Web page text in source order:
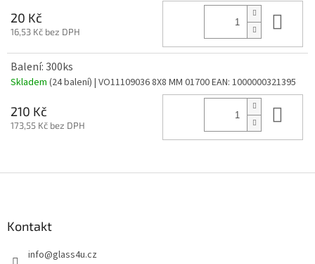
20 Kč
16,53 Kč bez DPH
Balení: 300ks
Skladem (24 balení) | VO11109036 8X8 MM 01700EAN: 1000000321395
210 Kč
173,55 Kč bez DPH
Kontakt
info@glass4u.cz